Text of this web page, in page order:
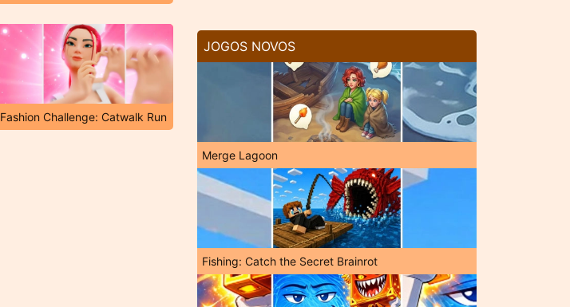
Fashion Challenge: Catwalk Run
JOGOS NOVOS
Merge Lagoon
Fishing: Catch the Secret Brainrot